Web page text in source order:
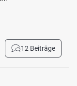
12 Beiträge